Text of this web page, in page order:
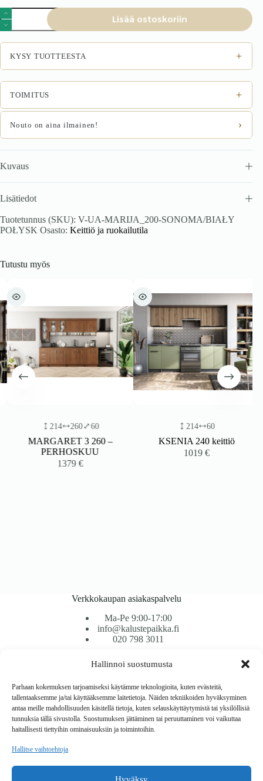
Hallinnoi suostumusta
Parhaan kokemuksen tarjoamiseksi käytämme teknologioita, kuten evästeitä,
tallentaaksemme ja/tai käyttääksemme laitetietoja. Näiden tekniikoiden hyväksyminen
antaa meille mahdollisuuden käsitellä tietoja, kuten selauskäyttäytymistä tai yksilöllisiä
tunnuksia tällä sivustolla. Suostumuksen jättäminen tai peruuttaminen voi vaikuttaa
haitallisesti tiettyihin ominaisuuksiin ja toimintoihin.
Hallitse vaihtoehtoja
Hyväksy
MARIJA
200
keittiö
määrä
Lisää ostoskoriin
KYSY TUOTTEESTA +
TOIMITUS +
Nouto on aina ilmainen! ›
Kuvaus
Lisätiedot
Tuotetunnus (SKU): V-UA-MARIJA_200-SONOMA/BIAŁY
POŁYSK Osasto: Keittiö ja ruokailutila
Tutustu myös
214 260 60
MARGARET 3 260 –
PERHOSKUU
1379€
214 60
KSENIA 240 keittiö
1019€
Verkkokaupan asiakaspalvelu
Ma-Pe 9:00-17:00
info@kalustepaikka.fi
020 798 3011
Tavarantoimitus / Maksutavat
Toimitustavat
Maksutavat
Vaihto ja palautus
Reklamaatiot